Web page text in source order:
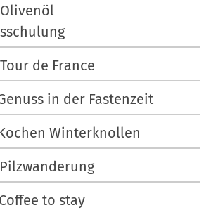
de France
in der Fastenzeit
Winterknollen
to stay